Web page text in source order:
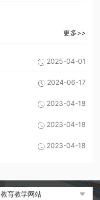
更多>>
2025-04-01
2024-06-17
2023-04-18
2023-04-18
2023-04-18
教育教学网站